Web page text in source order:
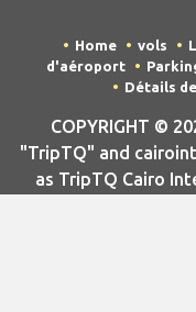
Home vols
d'aéroport
Détails
COPYRIGHT ©
"TripTQ" and
as TripTQ Cairo